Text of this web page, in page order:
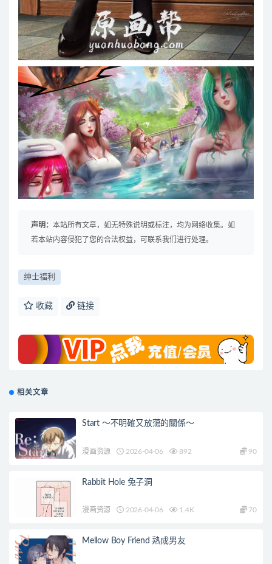
声明： 本站所有文章，如无特殊说明或标注，均为网络收集。如
若本站内容侵犯了您的合法权益，可联系我们进行处理。
绅士福利
收藏 链接
相关文章
Start ～不明確又放蕩的關係～
漫画资源 2026-04-06 892 90
Rabbit Hole 兔子洞
漫画资源 2026-04-06 1.4K 70
Mellow Boy Friend 熟成男友